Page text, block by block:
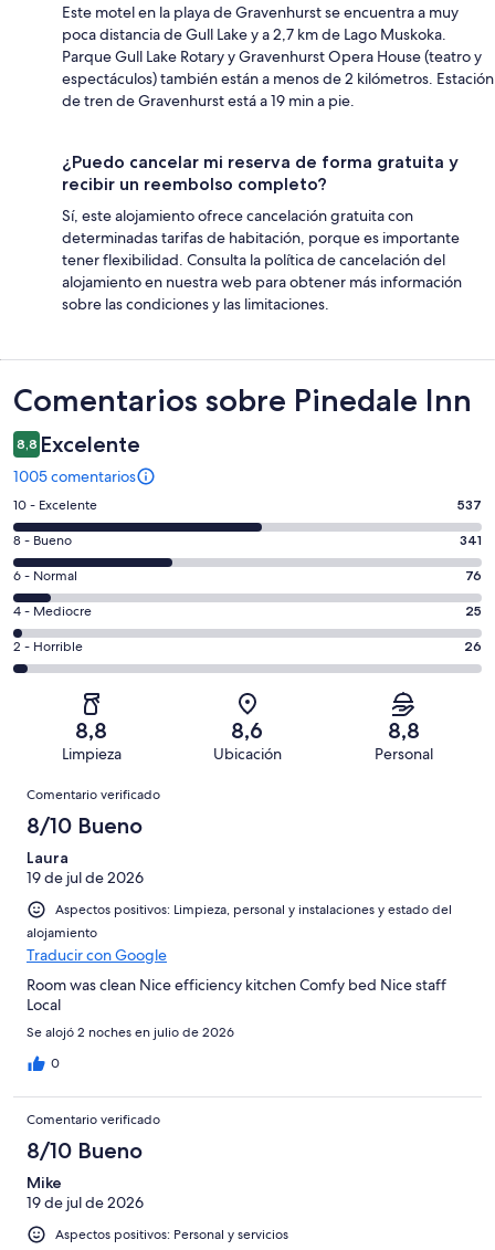
Este motel en la playa de Gravenhurst se encuentra a muy
poca distancia de Gull Lake y a 2,7 km de Lago Muskoka.
Parque Gull Lake Rotary y Gravenhurst Opera House (teatro y
espectáculos) también están a menos de 2 kilómetros. Estación
de tren de Gravenhurst está a 19 min a pie.
¿Puedo cancelar mi reserva de forma gratuita y
recibir un reembolso completo?
Sí, este alojamiento ofrece cancelación gratuita con
determinadas tarifas de habitación, porque es importante
tener flexibilidad. Consulta la política de cancelación del
alojamiento en nuestra web para obtener más información
sobre las condiciones y las limitaciones.
Comentarios
Comentarios sobre Pinedale Inn
8,8 Excelente
1005 comentarios
537
comentarios
de
un
total
de
1005
con
puntuación
10 - Excelente 537
341
comentarios
de
un
total
de
1005
puntuación
Bueno
8 - Bueno 341
76
comentarios
de
un
total
puntuación
Normal
6 - Normal 76
25
comentarios
de
una
puntuación
Mediocre
4 - Mediocre 25
26
comentarios
1005
una
puntuación
de
Horrible
2 - Horrible 26
8,8
Limpieza
8,6
Ubicación
8,8
Personal
Comentarios
Comentario verificado
8/10 Bueno
Laura
19 de jul de 2026
Aspectos positivos: Limpieza, personal y instalaciones y estado del
alojamiento
Traducir con Google
Room was clean Nice efficiency kitchen Comfy bed Nice staff
Local
Se alojó 2 noches en julio de 2026
0
Comentario verificado
8/10 Bueno
Mike
19 de jul de 2026
Aspectos positivos: Personal y servicios